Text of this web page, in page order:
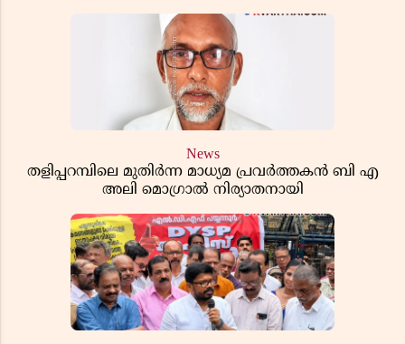
News
തളിപ്പറമ്പിലെ മുതിർന്ന മാധ്യമ പ്രവർത്തകൻ ബി എ
അലി മൊഗ്രാൽ നിര്യാതനായി